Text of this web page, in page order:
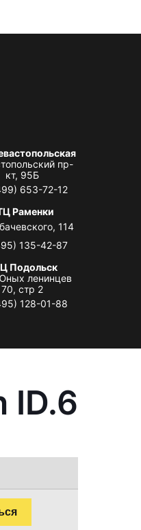
пр-
кт, 95Б
653-72-12
Раменки
114
135-42-87
Подольск
ленинцев
70, стр 2
128-01-88
ID.6